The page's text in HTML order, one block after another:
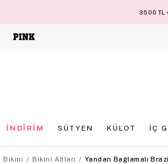
3500 TL
İNDİRİM SÜTYEN KÜLOT İÇ
Bikini Bikini Altları Yandan Bağlamalı